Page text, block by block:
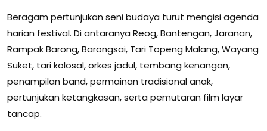
Beragam pertunjukan seni budaya turut mengisi agenda
harian festival. Di antaranya Reog, Bantengan, Jaranan,
Rampak Barong, Barongsai, Tari Topeng Malang, Wayang
Suket, tari kolosal, orkes jadul, tembang kenangan,
penampilan band, permainan tradisional anak,
pertunjukan ketangkasan, serta pemutaran film layar
tancap.